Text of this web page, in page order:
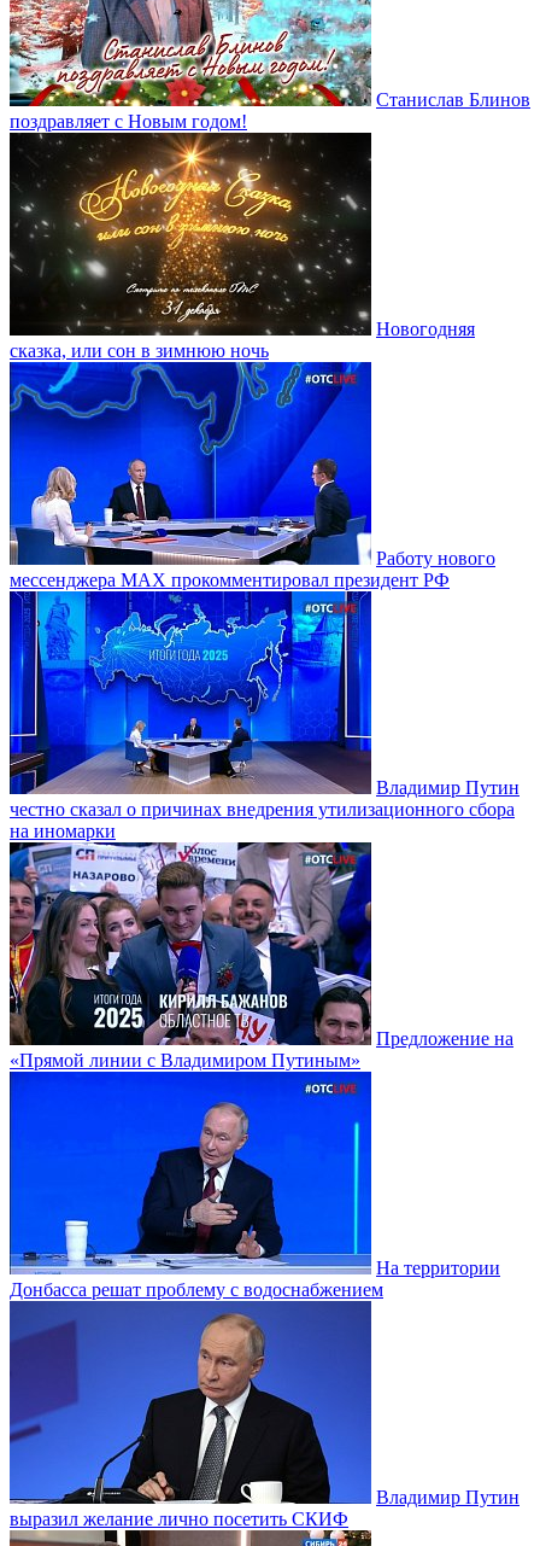
Станислав Блинов
поздравляет с Новым годом!
Новогодняя
сказка, или сон в зимнюю ночь
Работу нового
мессенджера MAX прокомментировал президент РФ
Владимир Путин
честно сказал о причинах внедрения утилизационного сбора
на иномарки
Предложение на
«Прямой линии с Владимиром Путиным»
На территории
Донбасса решат проблему с водоснабжением
Владимир Путин
выразил желание лично посетить СКИФ